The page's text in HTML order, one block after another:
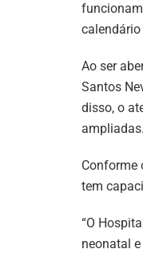
calendário
Ao ser
Santos
disso, o
ampliadas.
Conforme
tem
“O
neonatal